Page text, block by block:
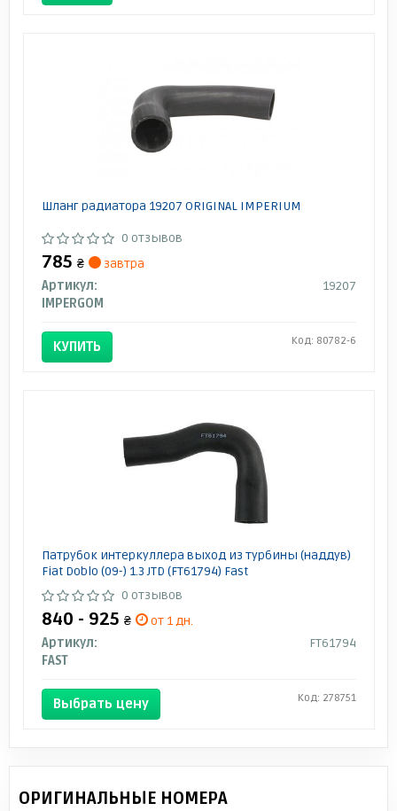
Шланг радиатора 19207 ORIGINAL IMPERIUM
0 отзывов
785 ₴
завтра
Артикул:
19207
IMPERGOM
КУПИТЬ Код: 80782-6
Патрубок интеркуллера выход из турбины (наддув)
Fiat Doblo (09-) 1.3 JTD (FT61794) Fast
0 отзывов
840 - 925 ₴
от 1 дн.
Артикул:
FT61794
FAST
Выбрать цену Код: 278751
ОРИГИНАЛЬНЫЕ НОМЕРА